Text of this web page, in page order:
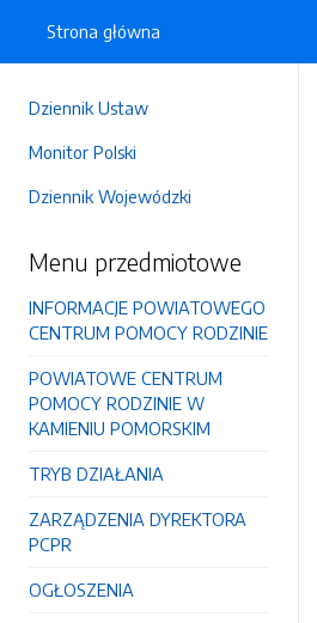
Dziennik Ustaw
Monitor Polski
Dziennik Wojewódzki
Menu przedmiotowe
INFORMACJE POWIATOWEGO
CENTRUM POMOCY RODZINIE
POWIATOWE CENTRUM
POMOCY RODZINIE W
KAMIENIU POMORSKIM
TRYB DZIAŁANIA
ZARZĄDZENIA DYREKTORA
PCPR
OGŁOSZENIA
Strona główna